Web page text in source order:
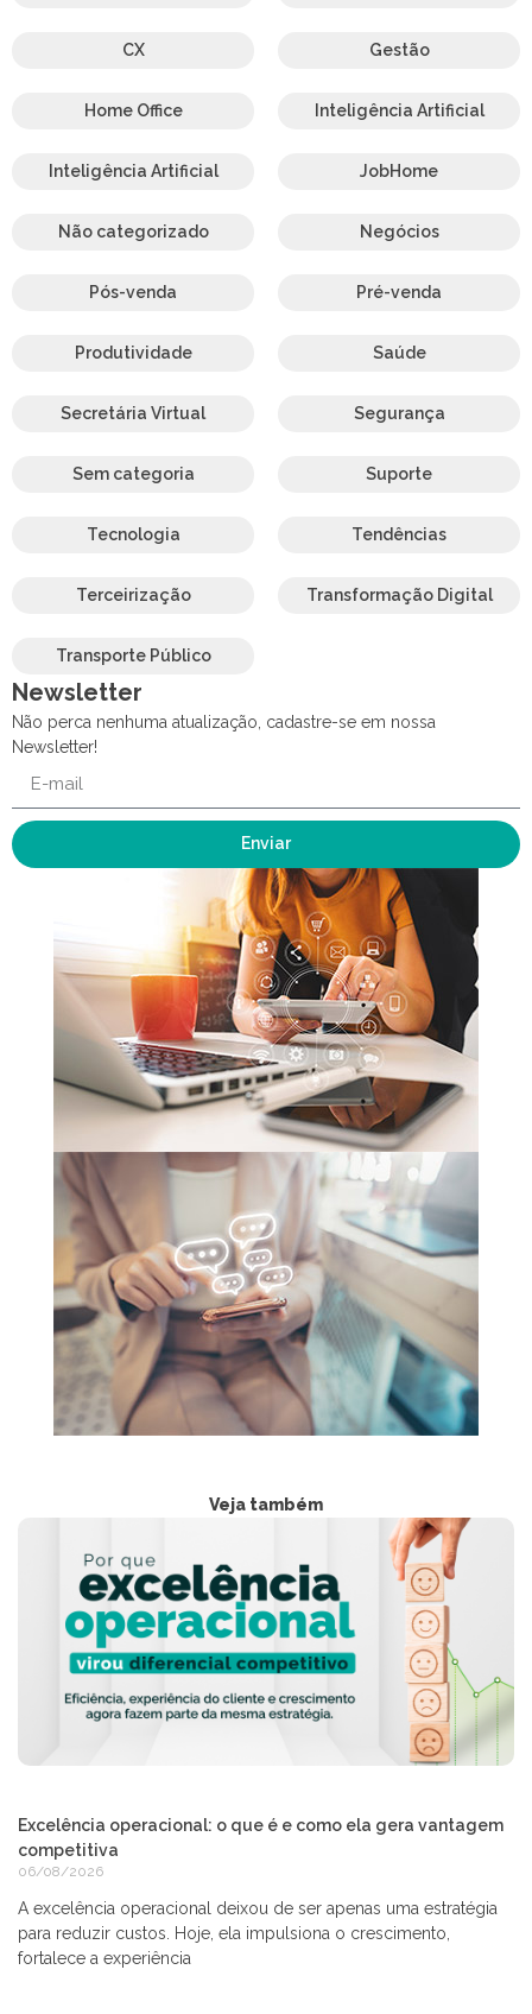
CX Gestão
Home Office Inteligência Artificial
Inteligência Artificial JobHome
Não categorizado Negócios
Pós-venda Pré-venda
Produtividade Saúde
Secretária Virtual Segurança
Sem categoria Suporte
Tecnologia Tendências
Terceirização Transformação Digital
Transporte Público
Newsletter
Não perca nenhuma atualização, cadastre-se em nossa
Newsletter!
Enviar
Veja também
Excelência operacional: o que é e como ela gera vantagem
competitiva
06/08/2026
A excelência operacional deixou de ser apenas uma estratégia
para reduzir custos. Hoje, ela impulsiona o crescimento,
fortalece a experiência